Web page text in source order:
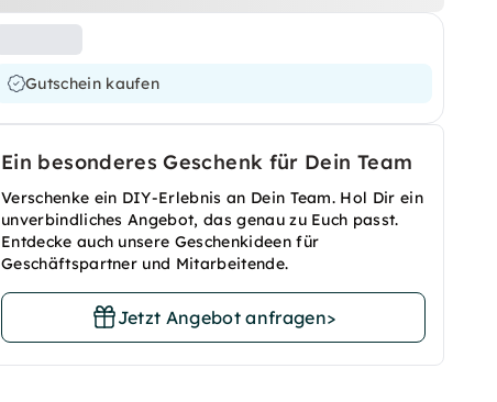
Gutschein kaufen
Ein besonderes Geschenk für Dein Team
Verschenke ein DIY-Erlebnis an Dein Team. Hol Dir ein
unverbindliches Angebot, das genau zu Euch passt.
Entdecke auch unsere Geschenkideen für
Geschäftspartner und Mitarbeitende.
Jetzt Angebot anfragen>